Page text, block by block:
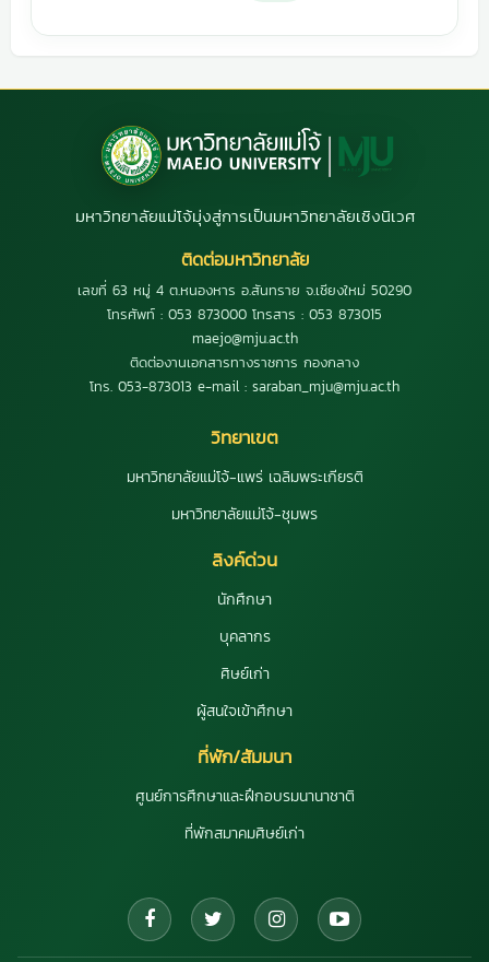
มหาวิทยาลัยแม่โจ้มุ่งสู่การเป็นมหาวิทยาลัยเชิงนิเวศ
ติดต่อมหาวิทยาลัย
เลขที่ 63 หมู่ 4 ต.หนองหาร อ.สันทราย จ.เชียงใหม่ 50290
โทรศัพท์ : 053 873000 โทรสาร : 053 873015
maejo@mju.ac.th
ติดต่องานเอกสารทางราชการ กองกลาง
โทร. 053-873013 e-mail : saraban_mju@mju.ac.th
วิทยาเขต
มหาวิทยาลัยแม่โจ้-แพร่ เฉลิมพระเกียรติ
มหาวิทยาลัยแม่โจ้-ชุมพร
ลิงค์ด่วน
นักศึกษา
บุคลากร
ศิษย์เก่า
ผู้สนใจเข้าศึกษา
ที่พัก/สัมมนา
ศูนย์การศึกษาและฝึกอบรมนานาชาติ
ที่พักสมาคมศิษย์เก่า